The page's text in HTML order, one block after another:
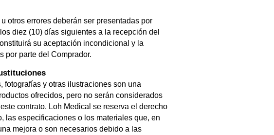
otros errores deberán ser presentadas por
diez (10) días siguientes a la recepción del
su aceptación incondicional y la
por parte del Comprador.
fotografías y otras ilustraciones son una
ofrecidos, pero no serán considerados
contrato. Loh Medical se reserva el derecho
las especificaciones o los materiales que, en
mejora o son necesarios debido a las